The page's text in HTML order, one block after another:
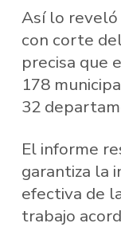
Así lo
con corte
precisa que
178
32
El informe
garantiza la
efectiva de
trabajo